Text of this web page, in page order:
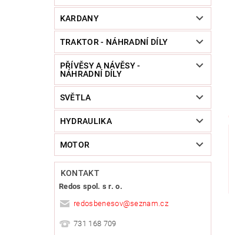
KARDANY
TRAKTOR - NÁHRADNÍ DÍLY
PŘÍVĚSY A NÁVĚSY -
NÁHRADNÍ DÍLY
SVĚTLA
HYDRAULIKA
MOTOR
KONTAKT
Redos spol. s r. o.
redosbenesov@seznam.cz
731 168 709